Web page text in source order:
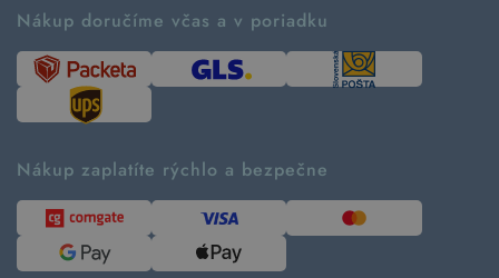
Návod ako nakupovať
Tabuľka veľkostí
Predávané značky
Kontakt
Ako tvoríme second hand
Časté otázky
Kde pomáhame
Udržateľnosť
Blog
Pre médiá
Nákup doručíme včas a v poriadku
Nákup zaplatíte rýchlo a bezpečne